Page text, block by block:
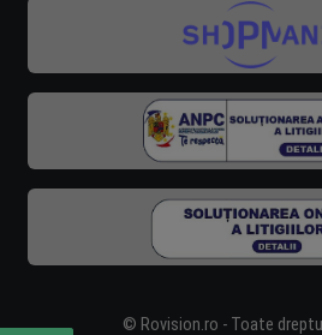
© Rovision.ro - Toate